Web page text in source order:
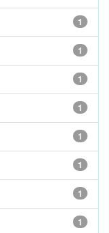
1
1
1
1
1
1
1
1